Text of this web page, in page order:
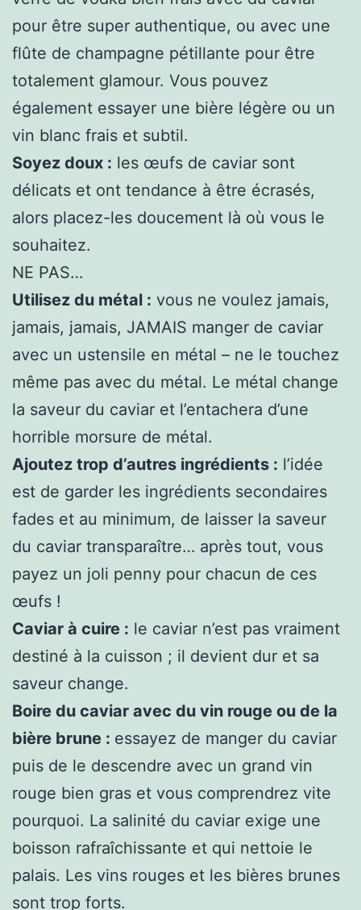
pour être super authentique, ou avec une
flûte de champagne pétillante pour être
totalement glamour. Vous pouvez
également essayer une bière légère ou un
vin blanc frais et subtil.
Soyez doux : les œufs de caviar sont
délicats et ont tendance à être écrasés,
alors placez-les doucement là où vous le
souhaitez.
NE PAS…
Utilisez du métal : vous ne voulez jamais,
jamais, jamais, JAMAIS manger de caviar
avec un ustensile en métal – ne le touchez
même pas avec du métal. Le métal change
la saveur du caviar et l’entachera d’une
horrible morsure de métal.
Ajoutez trop d’autres ingrédients : l’idée
est de garder les ingrédients secondaires
fades et au minimum, de laisser la saveur
du caviar transparaître… après tout, vous
payez un joli penny pour chacun de ces
œufs !
Caviar à cuire : le caviar n’est pas vraiment
destiné à la cuisson ; il devient dur et sa
saveur change.
Boire du caviar avec du vin rouge ou de la
bière brune : essayez de manger du caviar
puis de le descendre avec un grand vin
rouge bien gras et vous comprendrez vite
pourquoi. La salinité du caviar exige une
boisson rafraîchissante et qui nettoie le
palais. Les vins rouges et les bières brunes
sont trop forts.